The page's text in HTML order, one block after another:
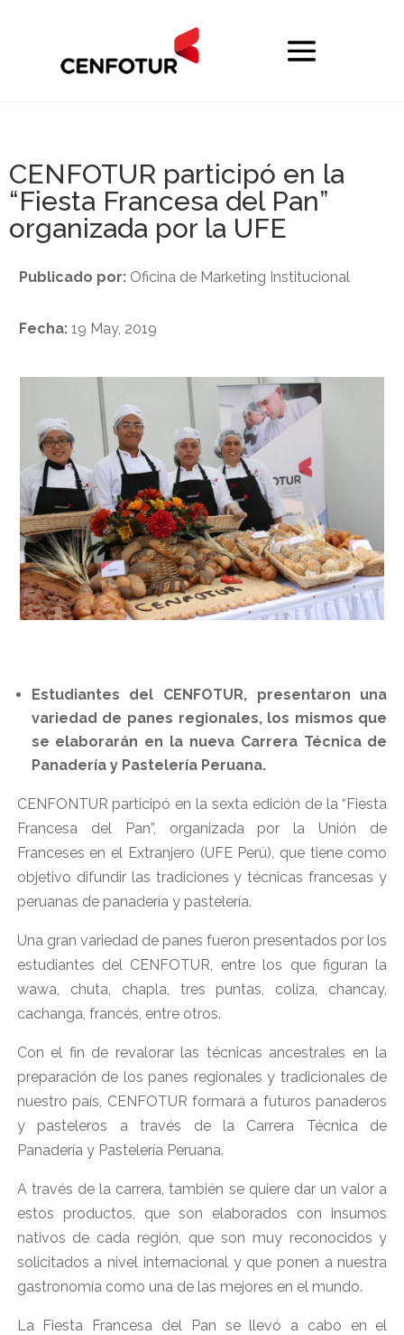
CENFOTUR participó en la
“Fiesta Francesa del Pan”
organizada por la UFE
Publicado por: Oficina de Marketing Institucional
Fecha:19 May, 2019
Estudiantes del CENFOTUR, presentaron una
variedad de panes regionales, los mismos que
se elaborarán en la nueva Carrera Técnica de
Panadería y Pastelería Peruana.
CENFONTUR participó en la sexta edición de la “Fiesta
Francesa del Pan”, organizada por la Unión de
Franceses en el Extranjero (UFE Perú), que tiene como
objetivo difundir las tradiciones y técnicas francesas y
peruanas de panadería y pastelería.
Una gran variedad de panes fueron presentados por los
estudiantes del CENFOTUR, entre los que figuran la
wawa, chuta, chapla, tres puntas, coliza, chancay,
cachanga, francés, entre otros.
Con el fin de revalorar las técnicas ancestrales en la
preparación de los panes regionales y tradicionales de
nuestro país, CENFOTUR formará a futuros panaderos
y pasteleros a través de la Carrera Técnica de
Panadería y Pastelería Peruana.
A través de la carrera, también se quiere dar un valor a
estos productos, que son elaborados con insumos
nativos de cada región, que son muy reconocidos y
solicitados a nivel internacional y que ponen a nuestra
gastronomía como una de las mejores en el mundo.
La Fiesta Francesa del Pan se llevó a cabo en el